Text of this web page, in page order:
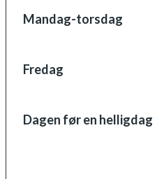
Mandag-torsdag
Fredag
Dagen før en helligdag